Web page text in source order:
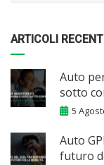
ARTICOLI RECENTI
Auto
sotto
5
Auto
futuro